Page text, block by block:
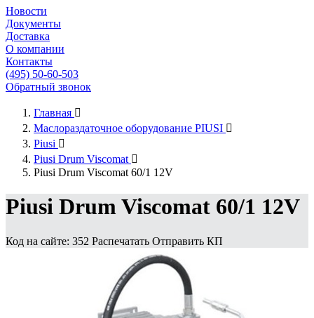
Новости
Документы
Доставка
О компании
Контакты
(495) 50-60-503
Обратный звонок
Главная 
Маслораздаточное оборудование PIUSI 
Piusi 
Piusi Drum Viscomat 
Piusi Drum Viscomat 60/1 12V
Piusi Drum Viscomat 60/1 12V
Код на сайте: 352 Распечатать Отправить КП